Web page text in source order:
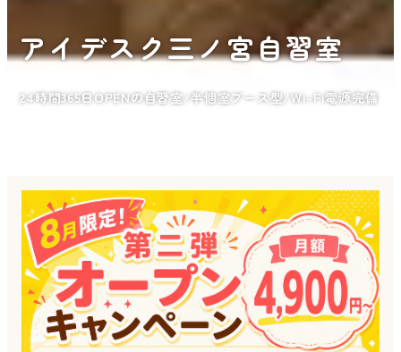
アイデスク三ノ宮自習室
24時間365日OPENの自習室/半個室ブース型/Wi-Fi電源完備